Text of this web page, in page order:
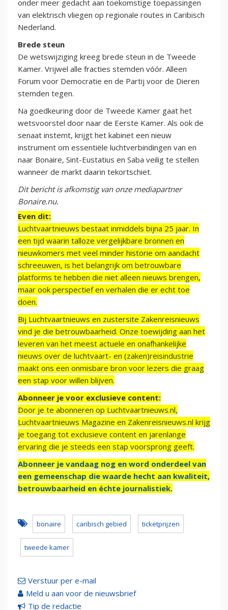
onder meer gedacht aan toekomstige toepassingen
van elektrisch vliegen op regionale routes in Caribisch
Nederland.
Brede steun
De wetswijziging kreeg brede steun in de Tweede
Kamer. Vrijwel alle fracties stemden vóór. Alleen
Forum voor Democratie en de Partij voor de Dieren
stemden tegen.
Na goedkeuring door de Tweede Kamer gaat het
wetsvoorstel door naar de Eerste Kamer. Als ook de
senaat instemt, krijgt het kabinet een nieuw
instrument om essentiële luchtverbindingen van en
naar Bonaire, Sint-Eustatius en Saba veilig te stellen
wanneer de markt daarin tekortschiet.
Dit bericht is afkomstig van onze mediapartner
Bonaire.nu.
Even dit:
Luchtvaartnieuws bestaat inmiddels bijna 25 jaar. In
een tijd waarin talloze vergelijkbare bronnen en
nieuwkomers met veel minder historie om aandacht
schreeuwen, is het belangrijk om betrouwbare
platforms te hebben die niet alleen nieuws brengen,
maar ook perspectief en verhalen die er echt toe
doen.
Bij Luchtvaartnieuws en zustersite Zakenreisnieuws
vind je die betrouwbaarheid. Onze toewijding aan het
leveren van het meest actuele en onafhankelijke
nieuws over de luchtvaart- en (zaken)reisindustrie
maakt ons een onmisbare bron voor lezers die graag
een stap voor willen blijven.
Abonneer je voor exclusieve content:
Door je te abonneren op Luchtvaartnieuws.nl,
Luchtvaartnieuws Magazine en Zakenreisnieuws.nl krijg
je toegang tot exclusieve content en jarenlange
ervaring die je steeds een stap voorsprong geeft.
Abonneer je vandaag nog en word onderdeel van
een gemeenschap die waarde hecht aan kwaliteit,
betrouwbaarheid en échte journalistiek.
bonaire caribisch gebied ticketprijzen
tweede kamer
Verstuur per e-mail
Meld u aan voor de nieuwsbrief
Tip de redactie